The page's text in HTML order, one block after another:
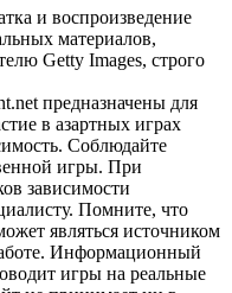
и воспроизведение
материалов,
Getty Images, строго
предназначены для
в азартных играх
Соблюдайте
игры. При
зависимости
Помните, что
являться источником
Информационный
игры на реальные